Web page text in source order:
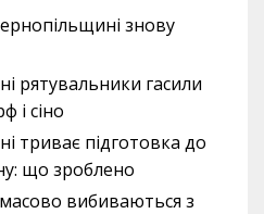
знову
рятувальники гасили
і сіно
триває підготовка до
що зроблено
масово вибиваються з